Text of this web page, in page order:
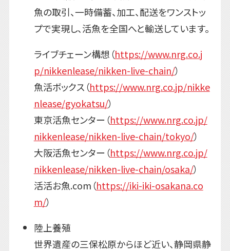
魚の取引、一時備蓄、加工、配送をワンストッ
プで実現し、活魚を全国へと輸送しています。
ライブチェーン構想（https://www.nrg.co.j
p/nikkenlease/nikken-live-chain/）
魚活ボックス（https://www.nrg.co.jp/nikke
nlease/gyokatsu/）
東京活魚センター（https://www.nrg.co.jp/
nikkenlease/nikken-live-chain/tokyo/）
大阪活魚センター（https://www.nrg.co.jp/
nikkenlease/nikken-live-chain/osaka/）
活活お魚.com（https://iki-iki-osakana.co
m/）
陸上養殖
世界遺産の三保松原からほど近い、静岡県静